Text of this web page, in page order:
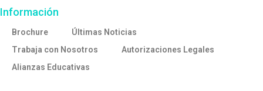
Información
Brochure
Últimas Noticias
Trabaja con Nosotros
Autorizaciones Legales
Alianzas Educativas